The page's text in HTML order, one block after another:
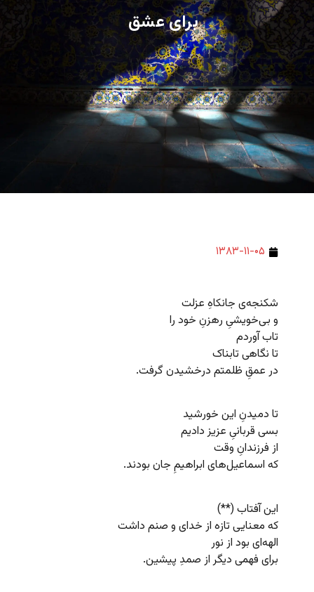
برای عشق
۱۳۸۳-۱۱-۰۵
شکنجه‌ی جانکاهِ عزلت
و بی‌خویشیِ رهزنِ خود را
تاب آوردم
تا نگاهی تابناک
در عمقِ ظلمتم درخشیدن گرفت.
تا دمیدنِ این خورشید
بسی قربانیِ عزیز دادیم
از فرزندانِ وقت
که اسماعیل‌های ابراهیمِ جان بودند.
این آفتاب (**)
که معنایی تازه از خدای و صنم داشت
الهه‌ای بود از نور
برای فهمی دیگر از صمدِ پیشین.